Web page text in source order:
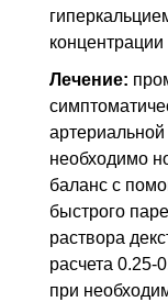
Лечение:
необходимо
баланс с
быстрого
раствора
расчета 0.25-
при